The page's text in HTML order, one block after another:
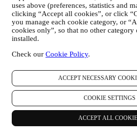
uses above (preferences, statistics and
clicking “Accept all cookies”, or click
you manage each cookie category, or
cookies only”, so that no other
installed.
Check our Cookie Policy.
ACCEPT NECESSARY
COOKIE SETTINGS
ACCEPT ALL
información personal seleccionando
correspondiente.
Exclusión voluntaria: Puede dejar de
comunicaciones o actualizaciones de
momento, de forma gratuita, a través de los
muestran como parte de la comunicación
baja de la newsletter puede hacer clic en el
que aparece en la parte inferior de cada
cualquier caso, si desea poner fin a
actividades de marketing, envíenos un
privacy@lecreuset.com
. Procesaremos su
pero en algunas circunstancias puede
hasta que la exclusión se procese por